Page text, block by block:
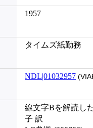
1957
タイムズ紙勤務
NDL|01032957
線文字Bを解読し
子 訳